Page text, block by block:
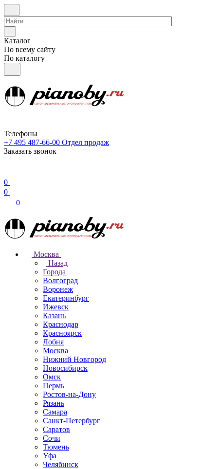
Каталог
По всему сайту
По каталогу
Телефоны
+7 495 487-66-00 Отдел продаж
Заказать звонок
0
0
0
Москва
Назад
Города
Волгоград
Воронеж
Екатеринбург
Ижевск
Казань
Краснодар
Красноярск
Лобня
Москва
Нижний Новгород
Новосибирск
Омск
Пермь
Ростов-на-Дону
Рязань
Самара
Санкт-Петербург
Саратов
Сочи
Тюмень
Уфа
Челябинск